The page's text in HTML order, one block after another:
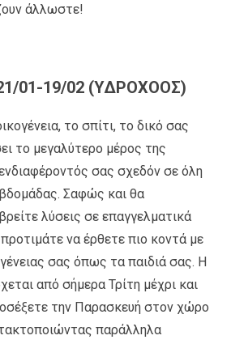
άλλωστε!
01-19/02 (ΥΔΡΟΧΟΟΣ)
το σπίτι, το δικό σας
το μεγαλύτερο μέρος της
σας σχεδόν σε όλη
Σαφώς και θα
λύσεις σε επαγγελματικά
να έρθετε πιο κοντά με
σας όπως τα παιδιά σας. Η
από σήμερα Τρίτη μέχρι και
την Παρασκευή στον χώρο
παράλληλα